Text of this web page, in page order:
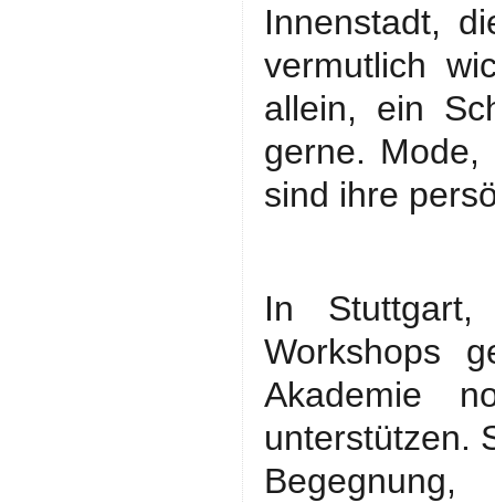
Innenstadt,
vermutlich
allein, ein
gerne. Mode,
sind ihre
In
Workshops
Akademie
unterstützen.